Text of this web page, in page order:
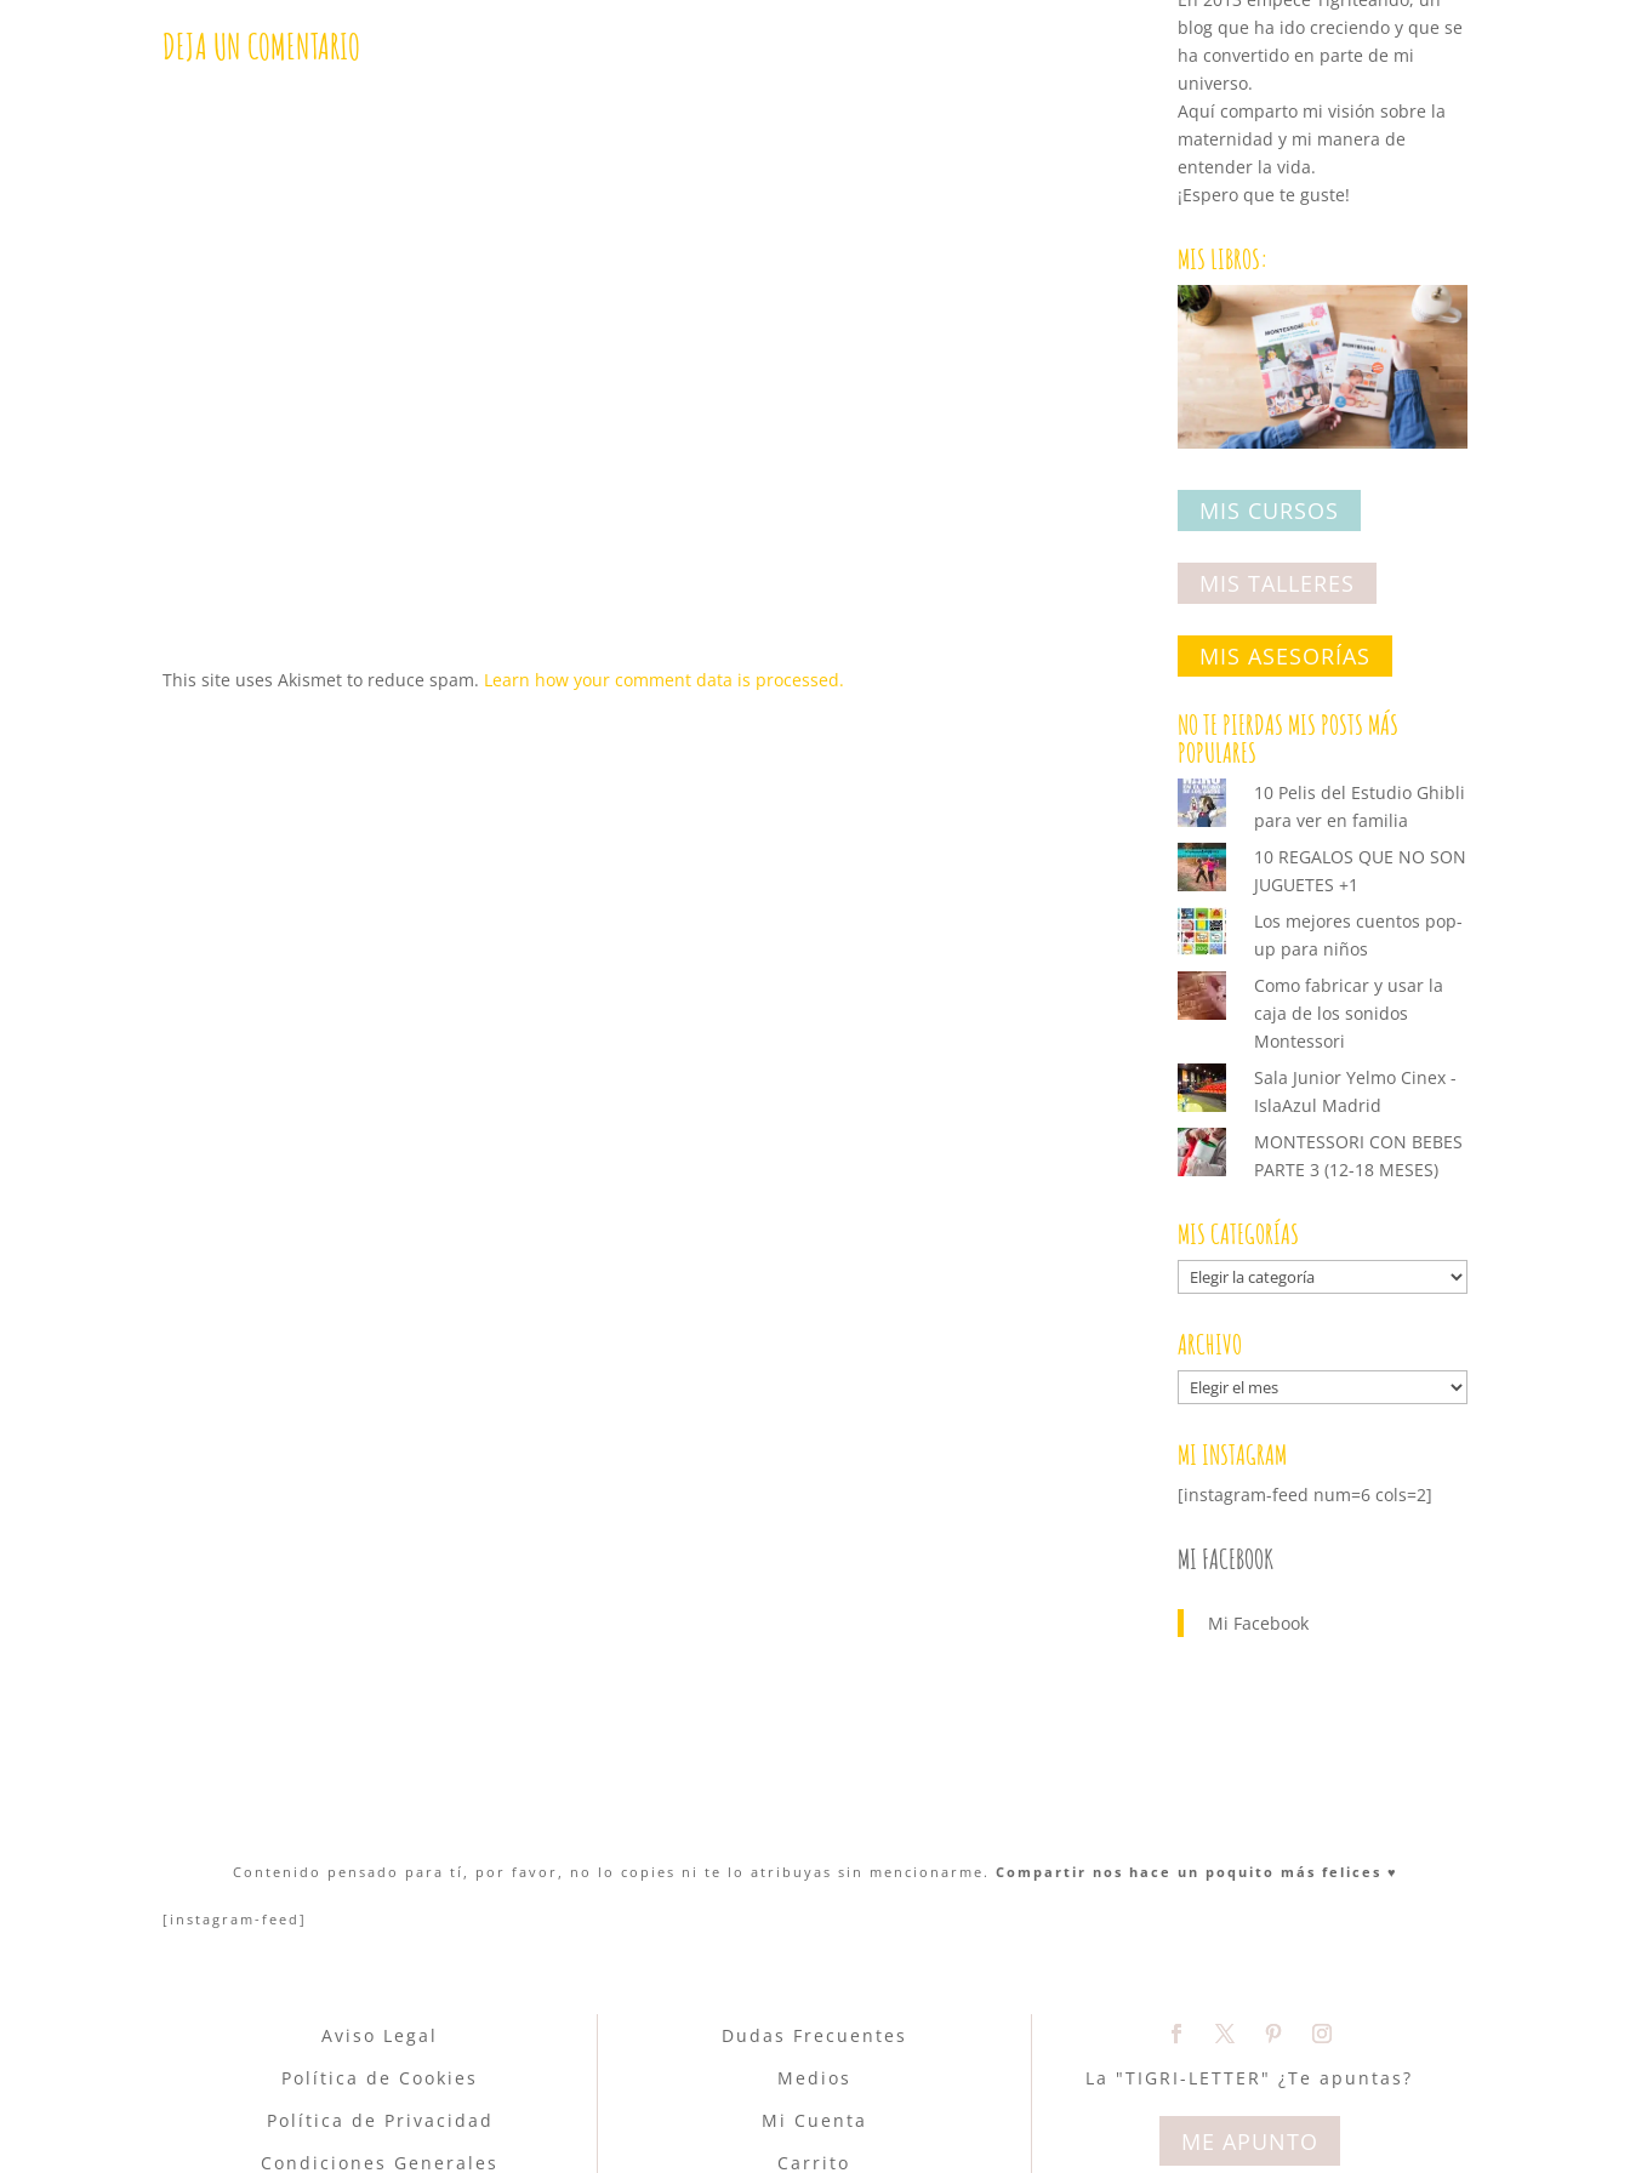
DEJA UN COMENTARIO
This site uses Akismet to reduce spam. Learn how your comment data is processed.
blog que ha ido creciendo y que se
ha convertido en parte de mi
universo.
Aquí comparto mi visión sobre la
maternidad y mi manera de
entender la vida.
¡Espero que te guste!
MIS LIBROS:
MIS CURSOS
MIS TALLERES
MIS ASESORÍAS
NO TE PIERDAS MIS POSTS MÁS
POPULARES
10 Pelis del Estudio Ghibli
para ver en familia
10 REGALOS QUE NO SON
JUGUETES +1
Los mejores cuentos pop-
up para niños
Como fabricar y usar la
caja de los sonidos
Montessori
Sala Junior Yelmo Cinex -
IslaAzul Madrid
MONTESSORI CON BEBES
PARTE 3 (12-18 MESES)
MIS CATEGORÍAS
Mis
categorías
ARCHIVO
Archivo
MI INSTAGRAM
[instagram-feed num=6 cols=2]
MI FACEBOOK
Mi Facebook
Contenido pensado para tí, por favor, no lo copies ni te lo atribuyas sin mencionarme. Compartir nos hace un poquito más felices ♥︎
[instagram-feed]
Aviso Legal
Política de Cookies
Política de Privacidad
Condiciones Generales
Dudas Frecuentes
Medios
Mi Cuenta
Carrito
La "TIGRI-LETTER" ¿Te apuntas?
ME APUNTO